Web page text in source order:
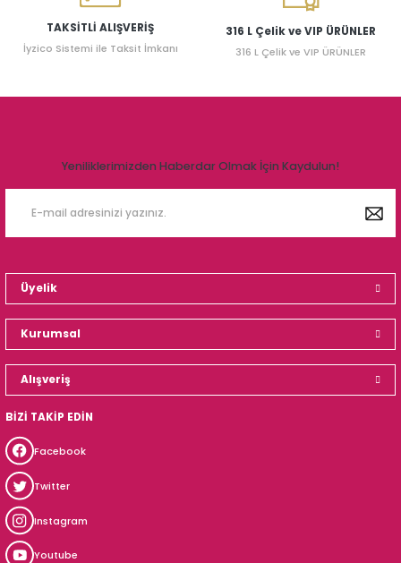
TAKSİTLİ ALIŞVERİŞ
İyzico Sistemi ile Taksit İmkanı
316 L Çelik ve VIP ÜRÜNLER
316 L Çelik ve VIP ÜRÜNLER
Yeniliklerimizden Haberdar Olmak İçin Kaydulun!
Üyelik
Kurumsal
Alışveriş
BİZİ TAKİP EDİN
Facebook
Twitter
Instagram
Youtube